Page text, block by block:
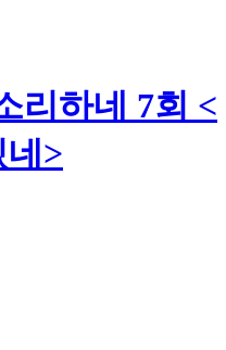
리하네 7회 <
>